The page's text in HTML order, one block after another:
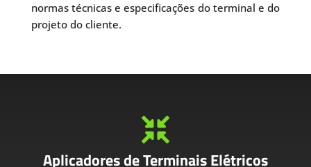
normas técnicas e especificações do terminal e do
projeto do cliente.

Aplicadores de Terminais Elétricos